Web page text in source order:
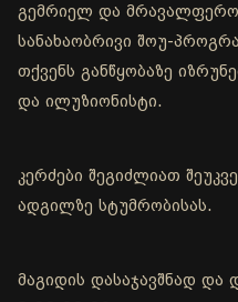
გემრიელ და
სანახაობრივი შოუ-
თქვენს განწყობაზე
და ილუზიონისტი.
კერძები შეგიძლიათ
ადგილზე სტუმრობისას.
მაგიდის დასაჯავშნად